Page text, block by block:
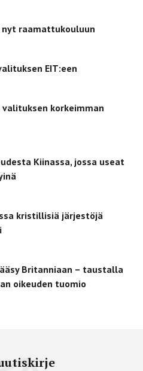
raamattukouluun
EIT:een
valituksen korkeimman
Kiinassa, jossa useat
kristillisiä järjestöjä
Britanniaan – taustalla
oikeuden tuomio